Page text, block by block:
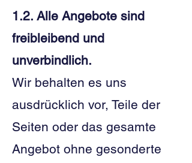
1.2. Alle Angebote sind
freibleibend und
unverbindlich.
Wir behalten es uns
ausdrücklich vor, Teile der
Seiten oder das gesamte
Angebot ohne gesonderte